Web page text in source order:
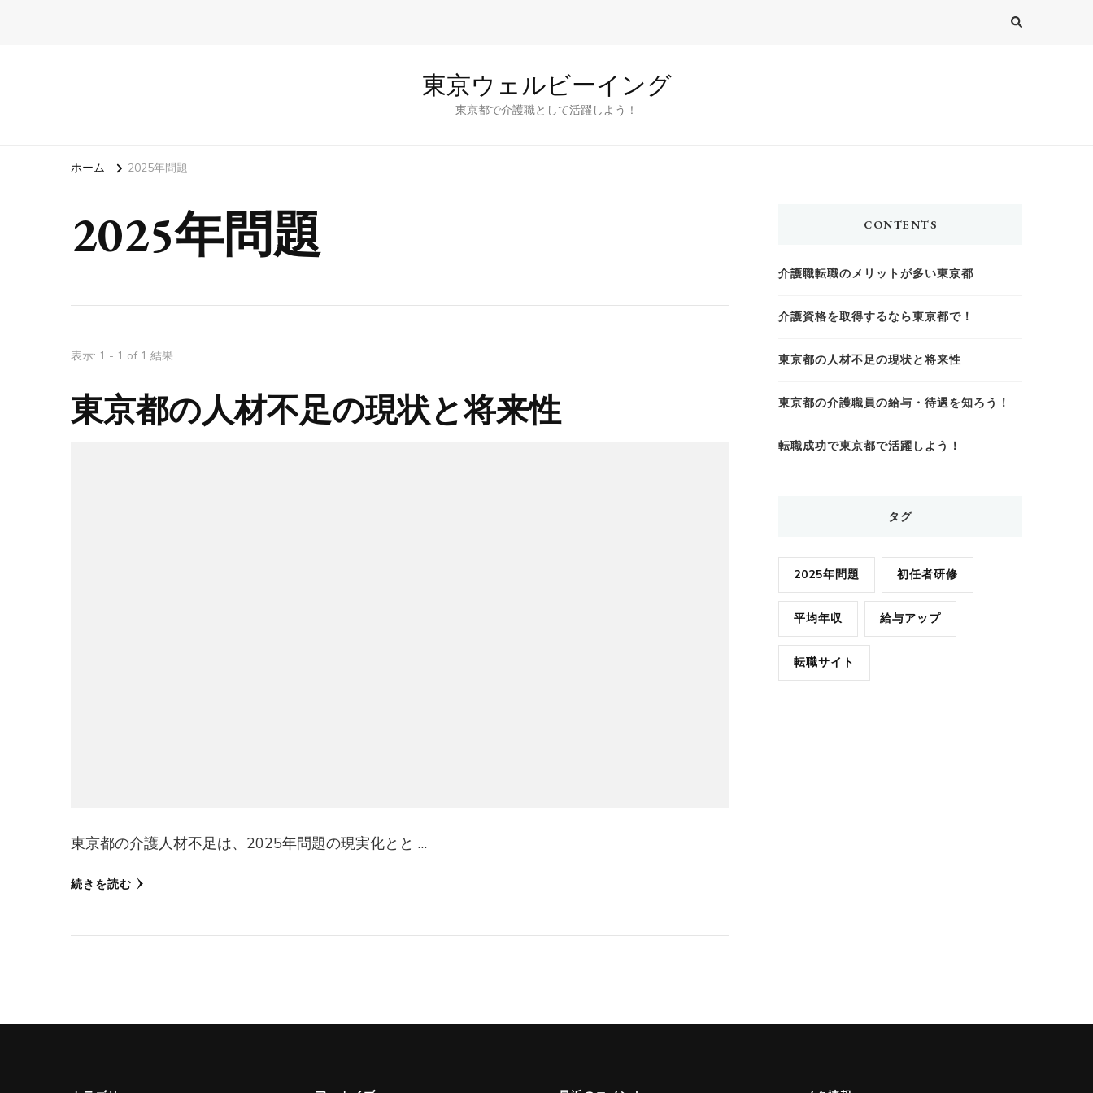
東京ウェルビーイング
東京都で介護職として活躍しよう！
ホーム 2025年問題
2025年問題
表示: 1 - 1 of 1 結果
東京都の人材不足の現状と将来性
東京都の介護人材不足は、2025年問題の現実化とと …
続きを読む
CONTENTS
介護職転職のメリットが多い東京都
介護資格を取得するなら東京都で！
東京都の人材不足の現状と将来性
東京都の介護職員の給与・待遇を知ろう！
転職成功で東京都で活躍しよう！
タグ
2025年問題 初任者研修
平均年収 給与アップ
転職サイト